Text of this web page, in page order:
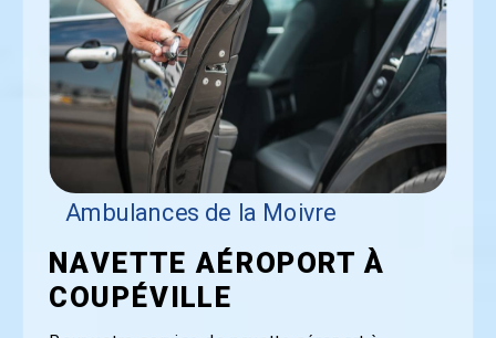
Ambulances de la Moivre
NAVETTE AÉROPORT À
COUPÉVILLE